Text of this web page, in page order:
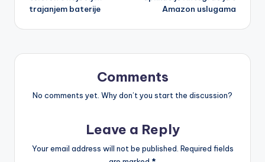
trajanjem baterije
Amazon uslugama
Comments
No comments yet. Why don’t you start the discussion?
Leave a Reply
Your email address will not be published. Required fields